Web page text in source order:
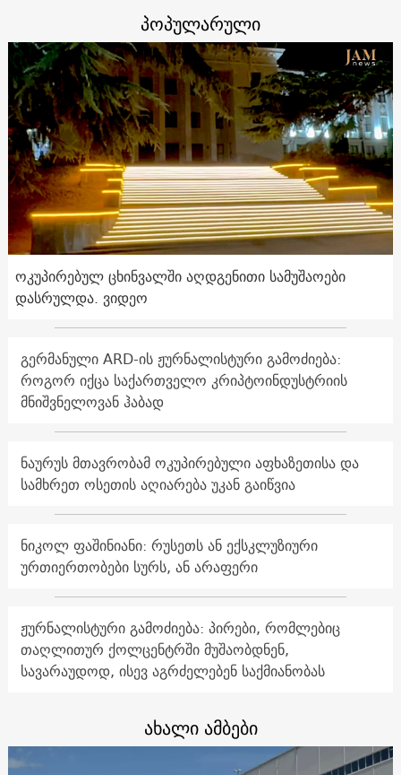
პოპულარული
ოკუპირებულ ცხინვალში აღდგენითი სამუშაოები
დასრულდა. ვიდეო
გერმანული ARD-ის ჟურნალისტური გამოძიება:
როგორ იქცა საქართველო კრიპტოინდუსტრიის
მნიშვნელოვან ჰაბად
ნაურუს მთავრობამ ოკუპირებული აფხაზეთისა და
სამხრეთ ოსეთის აღიარება უკან გაიწვია
ნიკოლ ფაშინიანი: რუსეთს ან ექსკლუზიური
ურთიერთობები სურს, ან არაფერი
ჟურნალისტური გამოძიება: პირები, რომლებიც
თაღლითურ ქოლცენტრში მუშაობდნენ,
სავარაუდოდ, ისევ აგრძელებენ საქმიანობას
ახალი ამბები